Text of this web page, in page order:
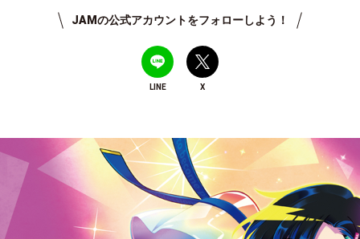
JAMの公式アカウントをフォローしよう！
LINE X